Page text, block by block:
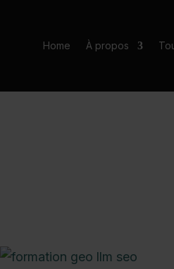
Home À propos